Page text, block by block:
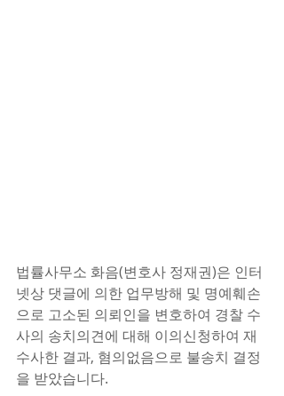
법률사무소 화음(변호사 정재권)은 인터
넷상 댓글에 의한 업무방해 및 명예훼손
으로 고소된 의뢰인을 변호하여 경찰 수
사의 송치의견에 대해 이의신청하여 재
수사한 결과, 혐의없음으로 불송치 결정
을 받았습니다.